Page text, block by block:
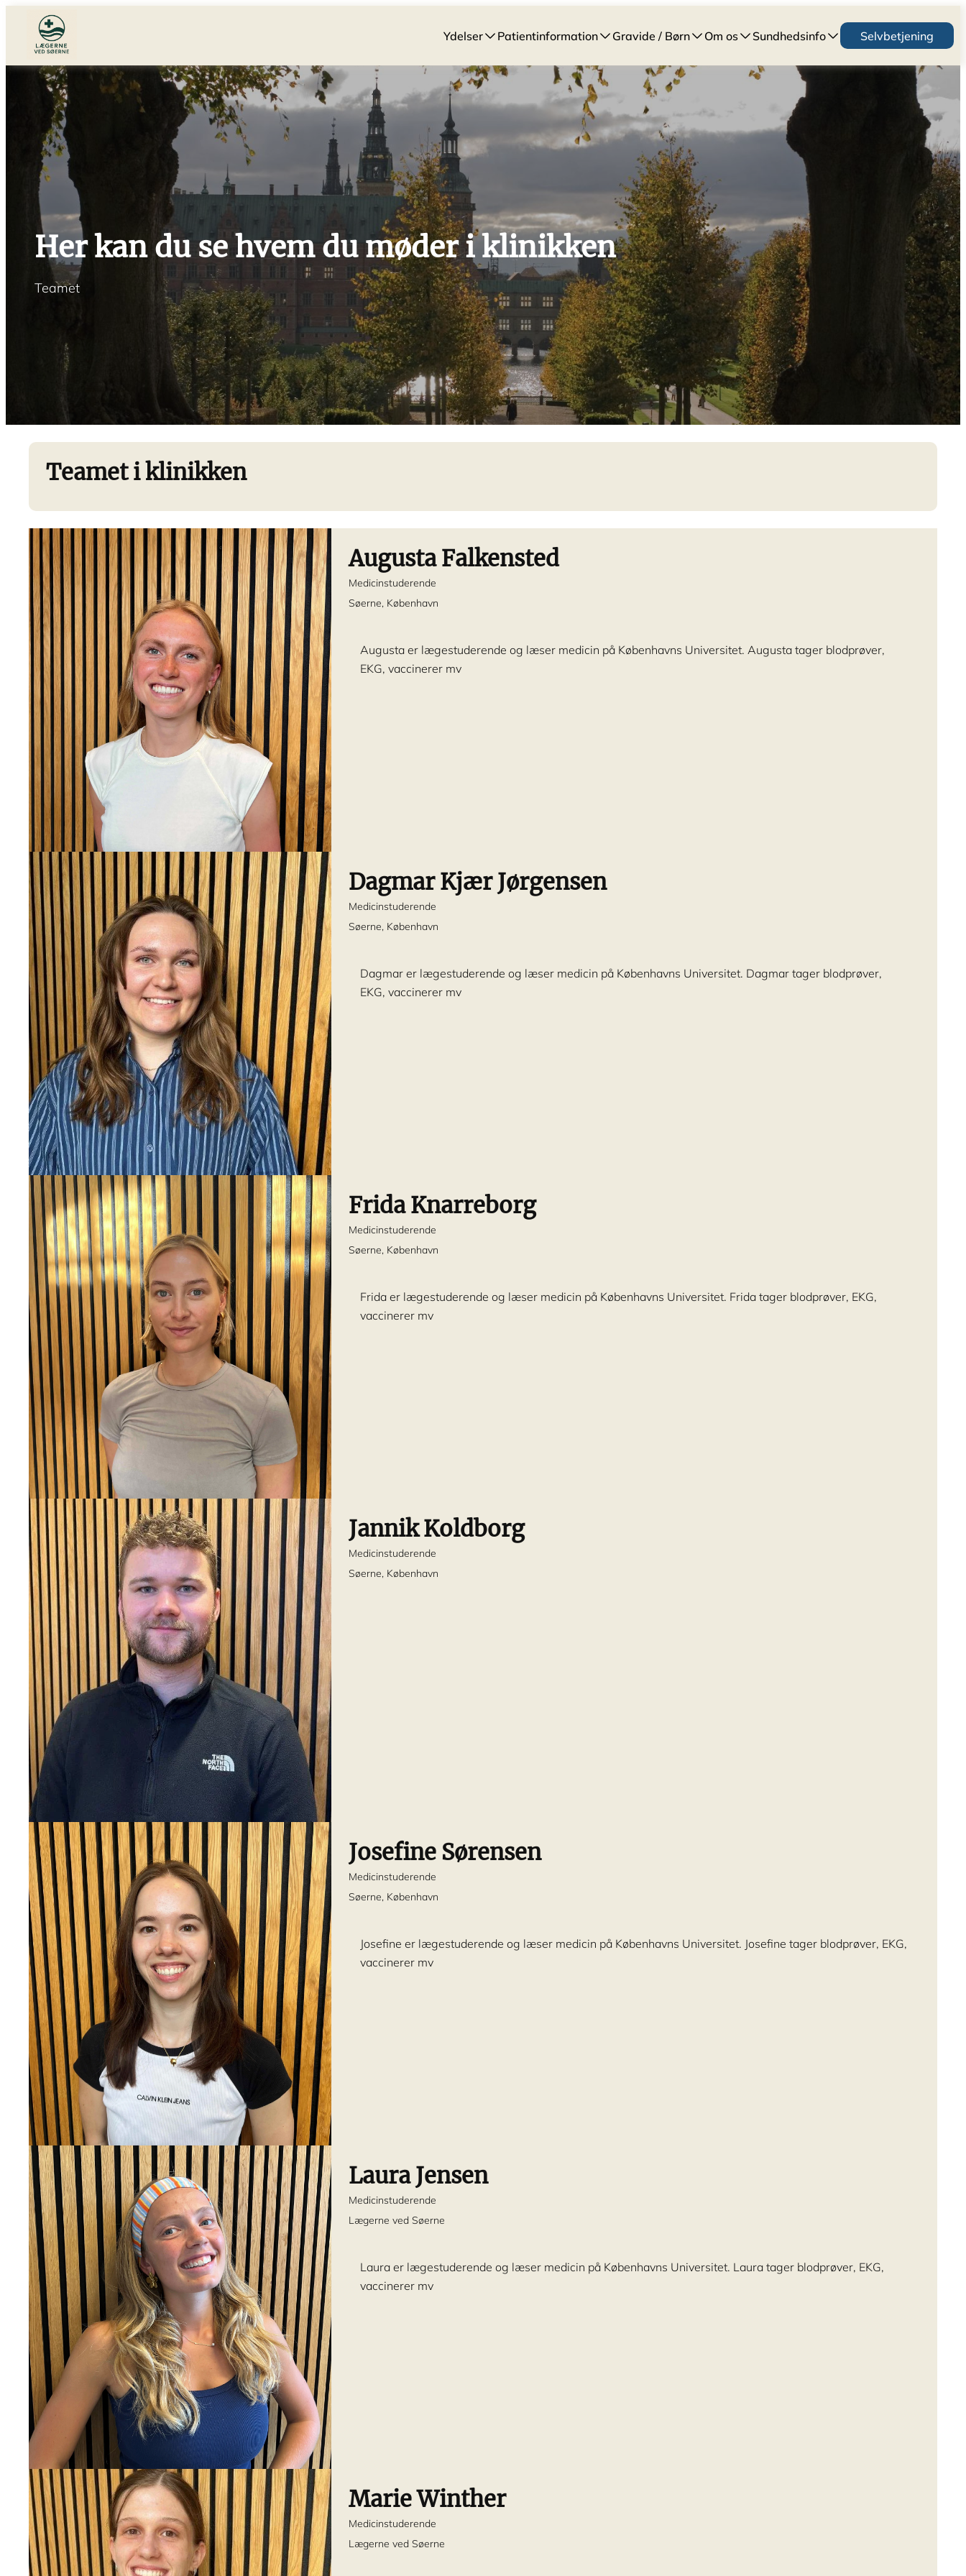
Ydelser Patientinformation Gravide / Børn Om os Sundhedsinfo Selvbetjening
Her kan du se hvem du møder i klinikken
Teamet
Teamet i klinikken
Augusta Falkensted
Medicinstuderende
Søerne, København
Augusta er lægestuderende og læser medicin på Københavns Universitet. Augusta tager blodprøver,
EKG, vaccinerer mv
Dagmar Kjær Jørgensen
Medicinstuderende
Søerne, København
Dagmar er lægestuderende og læser medicin på Københavns Universitet. Dagmar tager blodprøver,
EKG, vaccinerer mv
Frida Knarreborg
Medicinstuderende
Søerne, København
Frida er lægestuderende og læser medicin på Københavns Universitet. Frida tager blodprøver, EKG,
vaccinerer mv
Jannik Koldborg
Medicinstuderende
Søerne, København
Josefine Sørensen
Medicinstuderende
Søerne, København
Josefine er lægestuderende og læser medicin på Københavns Universitet. Josefine tager blodprøver, EKG,
vaccinerer mv
Laura Jensen
Medicinstuderende
Lægerne ved Søerne
Laura er lægestuderende og læser medicin på Københavns Universitet. Laura tager blodprøver, EKG,
vaccinerer mv
Marie Winther
Medicinstuderende
Lægerne ved Søerne